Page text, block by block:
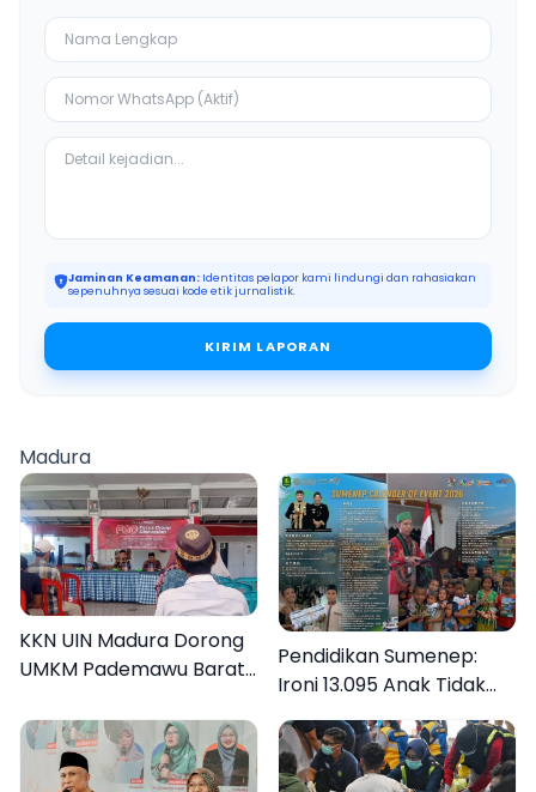
Jaminan Keamanan: Identitas pelapor kami lindungi dan rahasiakan
sepenuhnya sesuai kode etik jurnalistik.
KIRIM LAPORAN
Madura
KKN UIN Madura Dorong
UMKM Pademawu Barat
Pendidikan Sumenep:
Ironi 13.095 Anak Tidak
Sekolah Menyaksikan
Semarak Festival
Kalender Event 2026